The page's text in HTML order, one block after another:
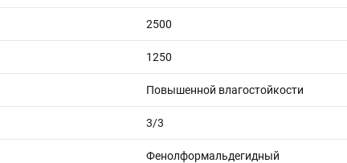
2500
1250
Повышенной влагостойкости
3/3
Фенолформальдегидный